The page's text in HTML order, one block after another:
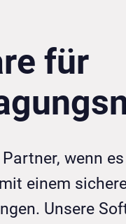
für
wenn
einem
Unsere